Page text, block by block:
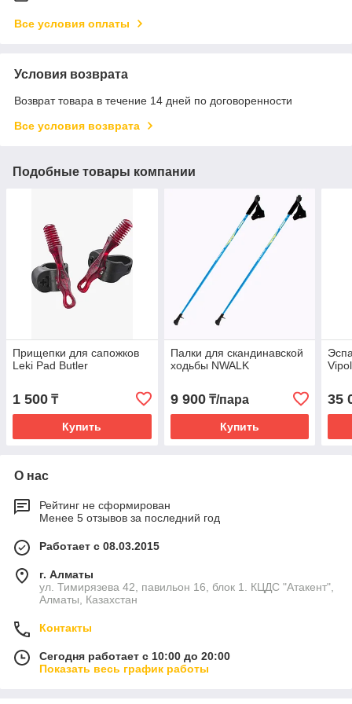
Все условия оплаты
Условия возврата
Возврат товара в течение 14 дней по договоренности
Все условия возврата
Подобные товары компании
Прищепки для сапожков
Leki Pad Butler
1 500 ₸
Купить
Палки для скандинавской
ходьбы NWALK
9 900₸/пара
Купить
35
О нас
Рейтинг не сформирован
Менее 5 отзывов за последний год
Работает с 08.03.2015
г. Алматы
ул. Тимирязева 42, павильон 16, блок 1. КЦДС "Атакент",
Алматы, Казахстан
Контакты
Сегодня работает с 10:00 до 20:00
Показать весь график работы